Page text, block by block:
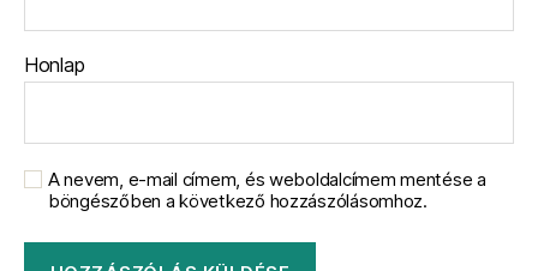
Honlap
A nevem, e-mail címem, és weboldalcímem mentése a
böngészőben a következő hozzászólásomhoz.